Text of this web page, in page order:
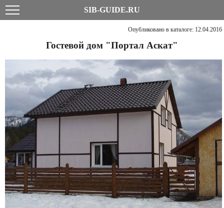
SIB-GUIDE.RU
Опубликовано в каталоге: 12.04.2016
Гостевой дом "Портал Аскат"